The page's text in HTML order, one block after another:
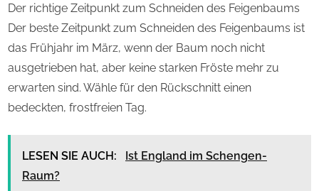
Der richtige Zeitpunkt zum Schneiden des Feigenbaums
Der beste Zeitpunkt zum Schneiden des Feigenbaums ist
das Frühjahr im März, wenn der Baum noch nicht
ausgetrieben hat, aber keine starken Fröste mehr zu
erwarten sind. Wähle für den Rückschnitt einen
bedeckten, frostfreien Tag.
LESEN SIE AUCH:
Ist England im Schengen-
Raum?